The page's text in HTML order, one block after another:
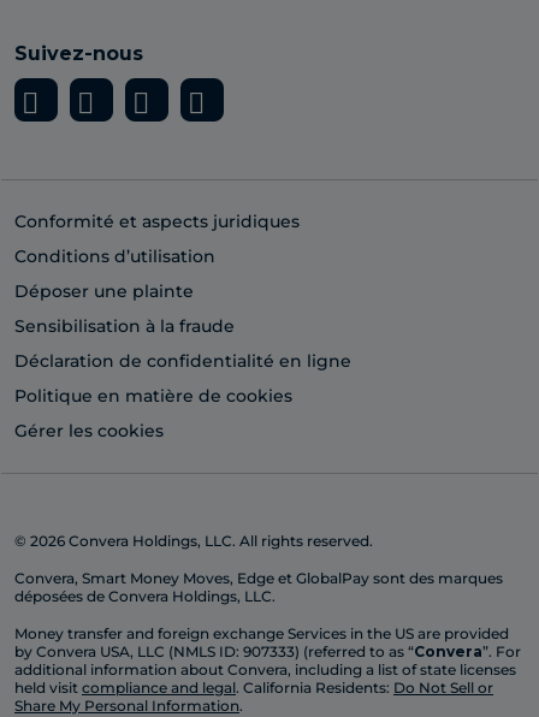
Suivez-nous
Conformité et aspects juridiques
Conditions d’utilisation
Déposer une plainte
Sensibilisation à la fraude
Déclaration de confidentialité en ligne
Politique en matière de cookies
Gérer les cookies
© 2026 Convera Holdings, LLC. All rights reserved.
Convera, Smart Money Moves, Edge et GlobalPay sont des marques
déposées de Convera Holdings, LLC.
Money transfer and foreign exchange Services in the US are provided
by Convera USA, LLC (NMLS ID: 907333) (referred to as “Convera”. For
additional information about Convera, including a list of state licenses
held visit compliance and legal. California Residents: Do Not Sell or
Share My Personal Information.